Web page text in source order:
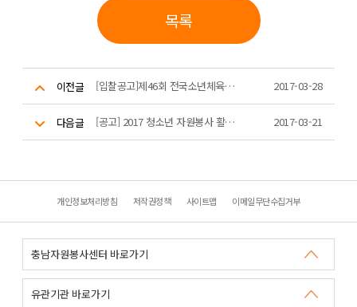
목록
이전글 [입찰공고]제46회 전국소년체육대회 및 제11회 전국장애학생체육대회 자원봉사자 유니폼 제작(구매) 2017-03-28
다음글 [공고] 2017 청소년 자원봉사 활동 우수프로그램 지원사업 공고 2017-03-21
개인정보처리방침 저작권정책 사이트맵 이메일무단수집거부